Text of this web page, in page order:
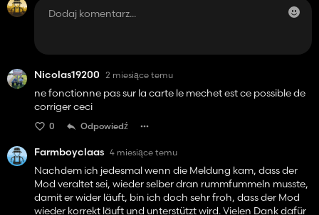
Nicolas19200 2 miesiące temu
ne fonctionne pas sur la carte le mechet est ce possible de
corriger ceci
0 Odpowiedź
Farmboyclaas 4 miesiące temu
Nachdem ich jedesmal wenn die Meldung kam, dass der
Mod veraltet sei, wieder selber dran rummfummeln musste,
damit er wider läuft, bin ich doch sehr froh, dass der Mod
wieder korrekt läuft und unterstützt wird. Vielen Dank dafür